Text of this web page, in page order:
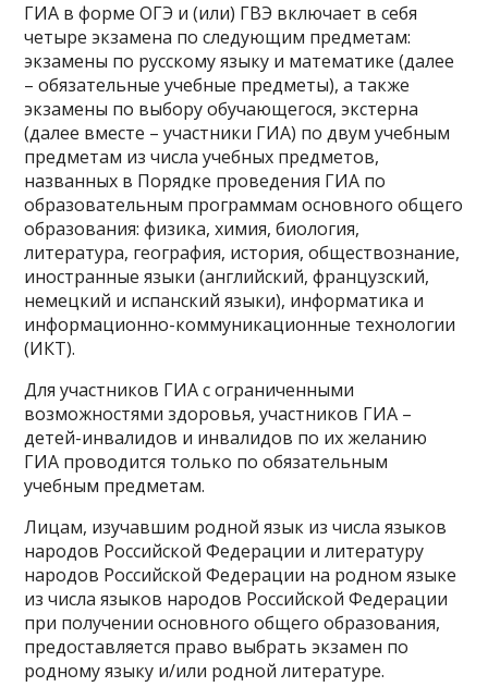
ГИА в форме ОГЭ и (или) ГВЭ включает в себя
четыре экзамена по следующим предметам:
экзамены по русскому языку и математике (далее
– обязательные учебные предметы), а также
экзамены по выбору обучающегося, экстерна
(далее вместе – участники ГИА) по двум учебным
предметам из числа учебных предметов,
названных в Порядке проведения ГИА по
образовательным программам основного общего
образования: физика, химия, биология,
литература, география, история, обществознание,
иностранные языки (английский, французский,
немецкий и испанский языки), информатика и
информационно-коммуникационные технологии
(ИКТ).
Для участников ГИА с ограниченными
возможностями здоровья, участников ГИА –
детей-инвалидов и инвалидов по их желанию
ГИА проводится только по обязательным
учебным предметам.
Лицам, изучавшим родной язык из числа языков
народов Российской Федерации и литературу
народов Российской Федерации на родном языке
из числа языков народов Российской Федерации
при получении основного общего образования,
предоставляется право выбрать экзамен по
родному языку и/или родной литературе.